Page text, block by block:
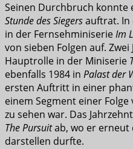
Seinen Durchbruch konnte
Stunde des Siegersauftrat. In
in der FernsehminiserieIm
von sieben Folgen auf.
Hauptrolle in der Miniserie
ebenfalls 1984 in Palast der
ersten Auftritt in einer
einem Segment einer Folge
zu sehen war. Das
The Pursuitab, wo er erneut
darstellen durfte.